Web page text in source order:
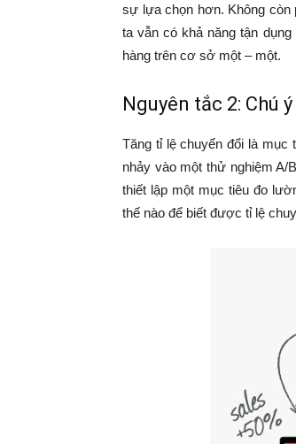
sự lựa chọn hơn. Không còn
ta vẫn có khả năng tận
hàng trên cơ sở một – một.
Nguyên tắc 2: Chú
Tăng tỉ lệ chuyển đổi là
nhảy vào một thử nghiệm A/
thiết lập một mục tiêu đo
thế nào để biết được tỉ lệ